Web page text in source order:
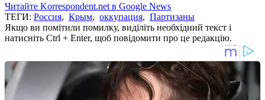
Читайте Korrespondent.net в Google News
ТЕГИ: Россия, Крым, оккупация, Партизаны
Якщо ви помітили помилку, виділіть необхідний текст і
натисніть Ctrl + Enter, щоб повідомити про це редакцію.